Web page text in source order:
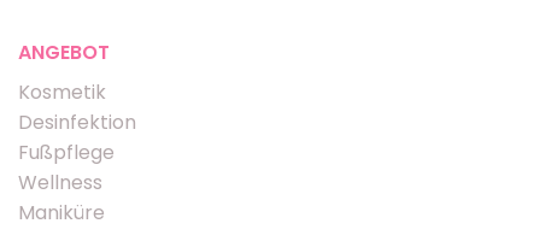
ANGEBOT
Kosmetik
Desinfektion
Fußpflege
Wellness
Maniküre